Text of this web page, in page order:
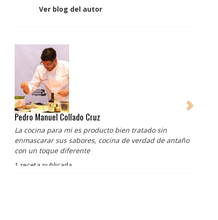
Ver blog del autor
Pedro Manuel Collado Cruz
La cocina para mi es producto bien tratado sin
enmascarar sus sabores, cocina de verdad de antaño
con un toque diferente
1 receta publicada